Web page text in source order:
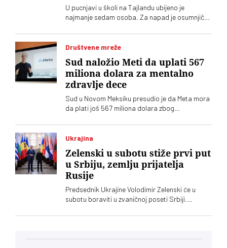
U pucnjavi u školi na Tajlandu ubijeno je
najmanje sedam osoba. Za napad je osumnjičen
Društvene mreže
Sud naložio Meti da uplati 567
miliona dolara za mentalno
zdravlje dece
Sud u Novom Meksiku presudio je da Meta mora
da plati još 567 miliona dolara zbog
platformama. Kompnija odbacuje optužbe i
najavljuje žalbu
Ukrajina
Zelenski u subotu stiže prvi put
u Srbiju, zemlju prijatelja
Rusije
Predsednik Ukrajine Volodimir Zelenski će u
subotu boraviti u zvaničnoj poseti Srbiji.
Vučić, saopštila je služba za saradnju sa